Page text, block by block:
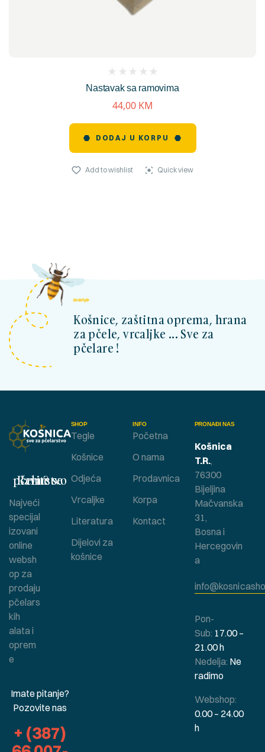
Nastavak sa ramovima
reviews)
44,00 KM
DODAJ U KORPU
Add to wishlist Quick view
kosnicashop.ba
Košnice, zaštitna oprema, hrana
za pčele, vrcaljke ... Sve za
pčelare !
SHOP
Tegle
Košnice
Odjeća
Vrcaljke
Literatura
Dijelovi za
košnice
INFO
Početna
O nama
Prodavnica
Korpa
Kontact
Bavite se pčelarstvom ?
Najveći
specijal
izovani
online
websh
op za
prodaju
pčelars
kih
alata i
oprem
e
Imate pitanje?
Pozovite nas
+ (387)
PRONAĐI NAS
Košnica
T.R.,
76300
Bijeljina
Mačvanska
31,
Bosna i
Hercegovin
a
Pon-
Sub: 17.00 –
21.00 h
Nedelja: Ne
radimo
Webshop:
0.00 – 24.00
h